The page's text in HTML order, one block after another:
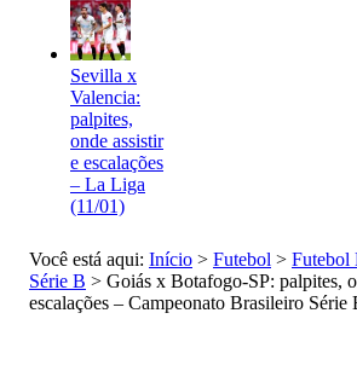
Sevilla x
Valencia:
palpites,
onde assistir
e escalações
– La Liga
(11/01)
Você está aqui: Início > Futebol > Futebol
Série B > Goiás x Botafogo-SP: palpites,
escalações – Campeonato Brasileiro Série